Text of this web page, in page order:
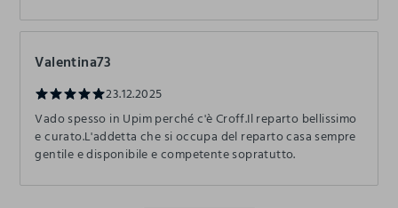
Valentina73
23.12.2025
Vado spesso in Upim perché c'è Croff.Il reparto bellissimo
e curato.L'addetta che si occupa del reparto casa sempre
gentile e disponibile e competente sopratutto.